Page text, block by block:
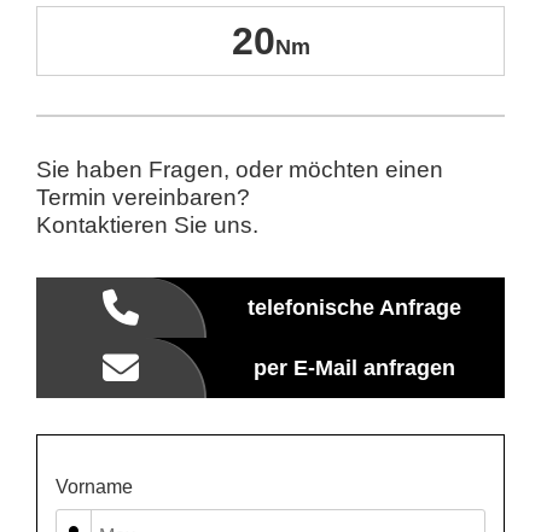
20
Sie haben Fragen, oder möchten einen
Termin vereinbaren?
Kontaktieren Sie uns.
telefonische Anfrage
per E-Mail anfragen
Vorname